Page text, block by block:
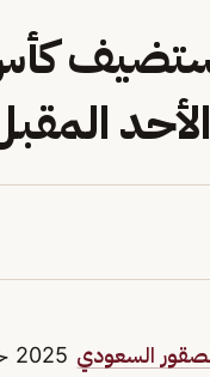
السعودي